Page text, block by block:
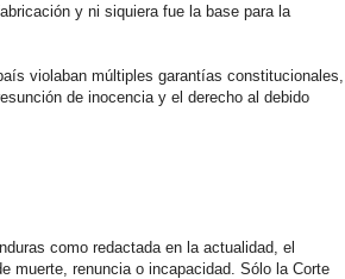
y ni siquiera fue la base para la
violaban múltiples garantías constitucionales,
de inocencia y el derecho al debido
como redactada en la actualidad, el
muerte, renuncia o incapacidad. Sólo la Corte